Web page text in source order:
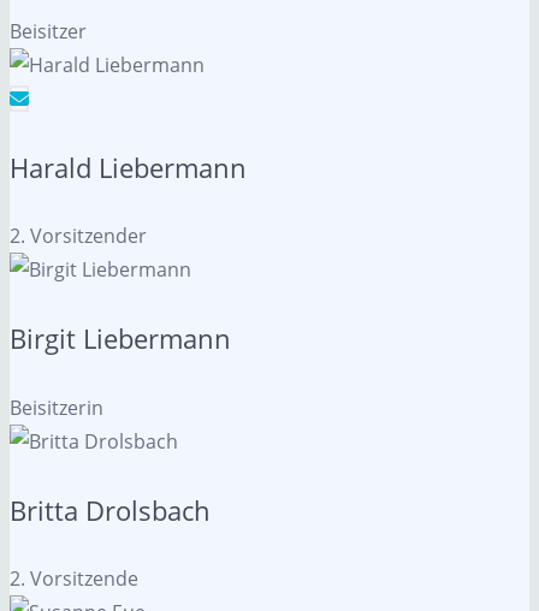
Beisitzer
Harald Liebermann
2. Vorsitzender
Birgit Liebermann
Beisitzerin
Britta Drolsbach
2. Vorsitzende